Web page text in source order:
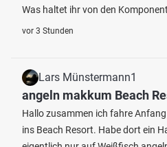
Was haltet ihr von den
vor 3 Stunden
Lars Münstermann1
angeln makkum Beach
Hallo zusammen ich fahre
ins Beach Resort. Habe dort ein